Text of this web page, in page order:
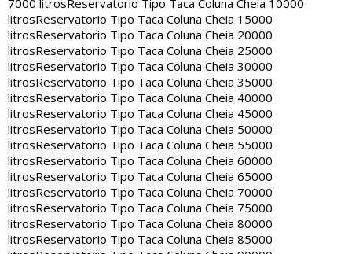
7000 litrosReservatorio Tipo Taca Coluna Cheia 10000
litrosReservatorio Tipo Taca Coluna Cheia 15000
litrosReservatorio Tipo Taca Coluna Cheia 20000
litrosReservatorio Tipo Taca Coluna Cheia 25000
litrosReservatorio Tipo Taca Coluna Cheia 30000
litrosReservatorio Tipo Taca Coluna Cheia 35000
litrosReservatorio Tipo Taca Coluna Cheia 40000
litrosReservatorio Tipo Taca Coluna Cheia 45000
litrosReservatorio Tipo Taca Coluna Cheia 50000
litrosReservatorio Tipo Taca Coluna Cheia 55000
litrosReservatorio Tipo Taca Coluna Cheia 60000
litrosReservatorio Tipo Taca Coluna Cheia 65000
litrosReservatorio Tipo Taca Coluna Cheia 70000
litrosReservatorio Tipo Taca Coluna Cheia 75000
litrosReservatorio Tipo Taca Coluna Cheia 80000
litrosReservatorio Tipo Taca Coluna Cheia 85000